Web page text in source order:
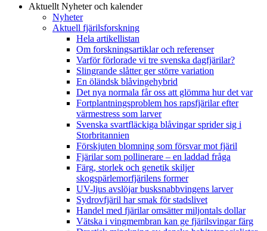
Aktuellt Nyheter och kalender
Nyheter
Aktuell fjärilsforskning
Hela artikellistan
Om forskningsartiklar och referenser
Varför förlorade vi tre svenska dagfjärilar?
Slingrande slåtter ger större variation
En öländsk blåvingehybrid
Det nya normala får oss att glömma hur det var
Fortplantningsproblem hos rapsfjärilar efter
värmestress som larver
Svenska svartfläckiga blåvingar sprider sig i
Storbritannien
Förskjuten blomning som försvar mot fjäril
Fjärilar som pollinerare – en laddad fråga
Färg, storlek och genetik skiljer
skogspärlemorfjärilens former
UV-ljus avslöjar busksnabbvingens larver
Sydrovfjäril har smak för stadslivet
Handel med fjärilar omsätter miljontals dollar
Vätska i vingmembran kan ge fjärilsvingar färg